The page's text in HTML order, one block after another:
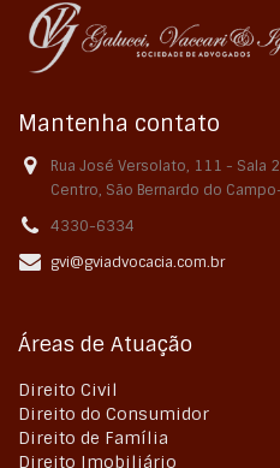
Mantenha contato
Rua José Versolato, 111 - Sala
Centro, São Bernardo do
4330-6334
gvi@gviadvocacia.com.br
Áreas de Atuação
Direito Civil
Direito do Consumidor
Direito de Família
Direito Imobiliário